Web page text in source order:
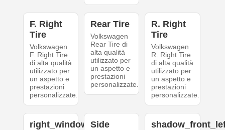
F. Right
Tire
Volkswagen
F. Right Tire
di alta qualità
utilizzato per
un aspetto e
prestazioni
personalizzate.
Rear Tire
Volkswagen
Rear Tire di
alta qualità
utilizzato per
un aspetto e
prestazioni
personalizzate.
R. Right
Tire
Volkswagen
R. Right Tire
di alta qualità
utilizzato per
un aspetto e
prestazioni
personalizzate.
right_windowsSide